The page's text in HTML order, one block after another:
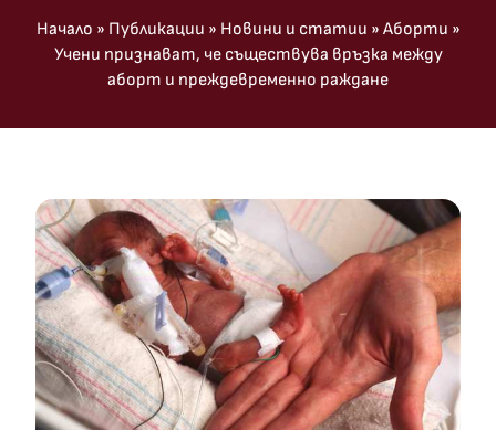
Начало » Публикации » Новини и статии » Аборти »
Учени признават, че съществува връзка между
аборт и преждевременно раждане